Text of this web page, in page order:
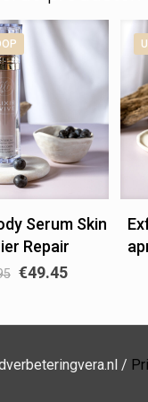
Serum Skin
Repair
€49.45
/